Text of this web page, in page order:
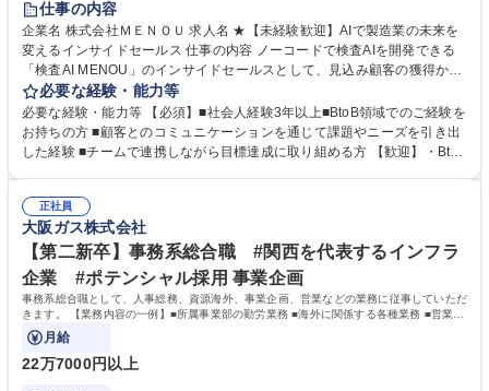
駅近5分以内
土日祝休み 服装自由
仕事の内容
企業名 株式会社ＭＥＮＯＵ 求人名 ★【未経験歓迎】AIで製造業の未来を
変えるインサイドセールス 仕事の内容 ノーコードで検査AIを開発できる
「検査AI MENOU」のインサイドセールスとして、見込み顧客の獲得から
商談機会の創出までを担っていただきます。マーケティングとフィールド
セールスをつなぐ役割として、 適切なタイミングで顧客とコミュニケーシ
ョンを取りながら、受注につながる商談機会の最大化を目指します。 【具
体的な仕事内容】 リードへの電話・メールによるアプローチ/リードナー
実行/フィールドセールスへの案件連携 募集職種 ★【未経験歓迎】AIで製
造業の未来を変えるインサイドセールス
必要な経験・能力等
必要な経験・能力等 【必須】■社会人経験3年以上■BtoB領域でのご経験を
お持ちの方 ■顧客とのコミュニケーションを通じて課題やニーズを引き出
した経験 ■チームで連携しながら目標達成に取り組める方 【歓迎】・BtoB
企画・実行経験 ・CRM・リードナーチャリングに関する知見 ・データを
もとに営業プロセスを改善した経験 学歴・資格 学歴：大学院 大学 高専 短
大 専修学校 高校 語学力： 資格：
正社員
大阪ガス株式会社
【第二新卒】事務系総合職 #関西を代表するインフラ
企業 #ポテンシャル採用 事業企画
事務系総合職として、人事総務、資源海外、事業企画、営業などの業務に従事していただ
きます。 【業務内容の一例】■所属事業部の勤労業務 ■海外に関係する各種業務 ■営業部
門の企画スタッフ、ルート営業
月給
22万7000円以上